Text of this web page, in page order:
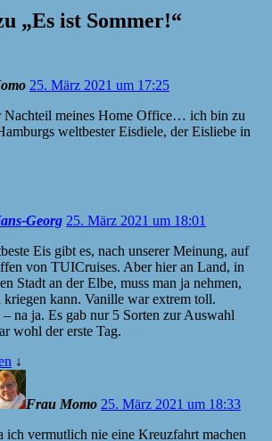
„Es ist Sommer!“
25. März 2021 um 17:25
Nachteil meines Home Office… ich bin zu
weltbester Eisdiele, der Eisliebe in
Georg 25. März 2021 um 18:01
Eis gibt es, nach unserer Meinung, auf
von TUICruises. Aber hier an Land, in
Stadt an der Elbe, muss man ja nehmen,
kriegen kann. Vanille war extrem toll.
na ja. Es gab nur 5 Sorten zur Auswahl
wohl der erste Tag.
↓
Frau Momo 25. März 2021 um 18:33
ich vermutlich nie eine Kreuzfahrt machen